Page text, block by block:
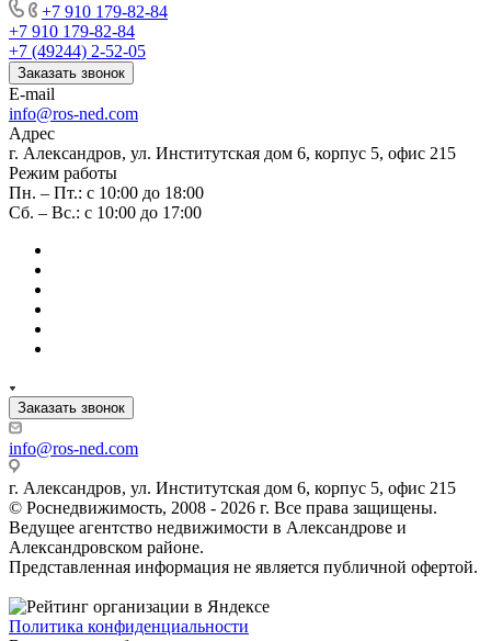
+7 910 179-82-84
+7 910 179-82-84
+7 (49244) 2-52-05
Заказать звонок
E-mail
info@ros-ned.com
Адрес
г. Александров, ул. Институтская дом 6, корпус 5, офис 215
Режим работы
Пн. – Пт.: с 10:00 до 18:00
Сб. – Вс.: с 10:00 до 17:00
Заказать звонок
info@ros-ned.com
г. Александров, ул. Институтская дом 6, корпус 5, офис 215
© Роснедвижимость, 2008 - 2026 г. Все права защищены.
Ведущее агентство недвижимости в Александрове и
Александровском районе.
Представленная информация не является публичной офертой.
Политика конфиденциальности